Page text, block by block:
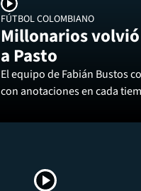
FÚTBOL COLOMBIANO
Millonarios
a Pasto
El equipo de Fabián Bustos
con anotaciones en cada